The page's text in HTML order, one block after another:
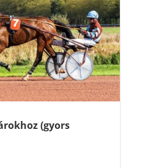
(gyors